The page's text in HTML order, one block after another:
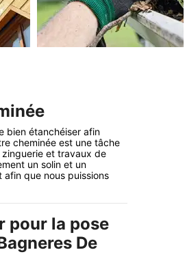
bien étanchéiser afin
cheminée est une tâche
zinguerie et travaux de
un solin et un
que nous puissions
pour la pose
De